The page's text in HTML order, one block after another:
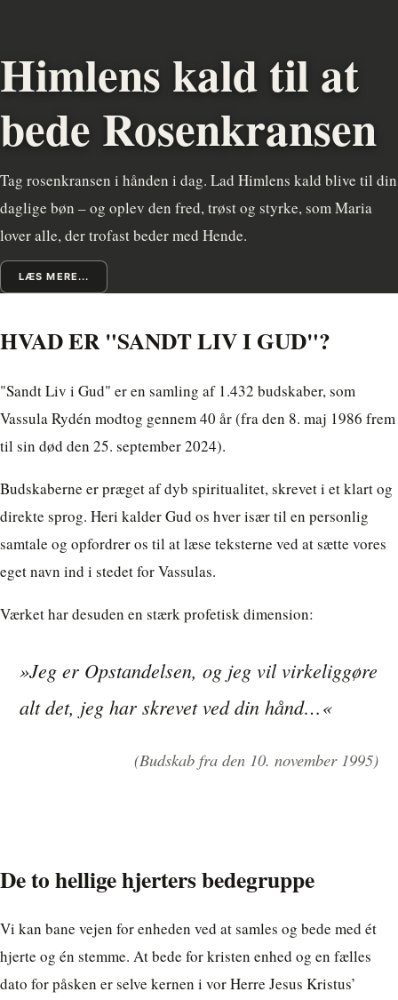
Himlens kald til at
bede Rosenkransen
Tag rosenkransen i hånden i dag. Lad Himlens kald blive til din
daglige bøn – og oplev den fred, trøst og styrke, som Maria
lover alle, der trofast beder med Hende.
LÆS MERE...
HVAD ER "SANDT LIV I GUD"?
"Sandt Liv i Gud" er en samling af 1.432 budskaber, som
Vassula Rydén modtog gennem 40 år (fra den 8. maj 1986 frem
til sin død den 25. september 2024).
Budskaberne er præget af dyb spiritualitet, skrevet i et klart og
direkte sprog. Heri kalder Gud os hver især til en personlig
samtale og opfordrer os til at læse teksterne ved at sætte vores
eget navn ind i stedet for Vassulas.
Værket har desuden en stærk profetisk dimension:
»Jeg er Opstandelsen, og jeg vil virkeliggøre
alt det, jeg har skrevet ved din hånd…«
(Budskab fra den 10. november 1995)
De to hellige hjerters bedegruppe
Vi kan bane vejen for enheden ved at samles og bede med ét
hjerte og én stemme. At bede for kristen enhed og en fælles
dato for påsken er selve kernen i vor Herre Jesus Kristus’